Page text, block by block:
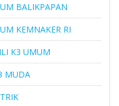
BALIKPAPAN
KEMNAKER RI
K3 UMUM
MUDA